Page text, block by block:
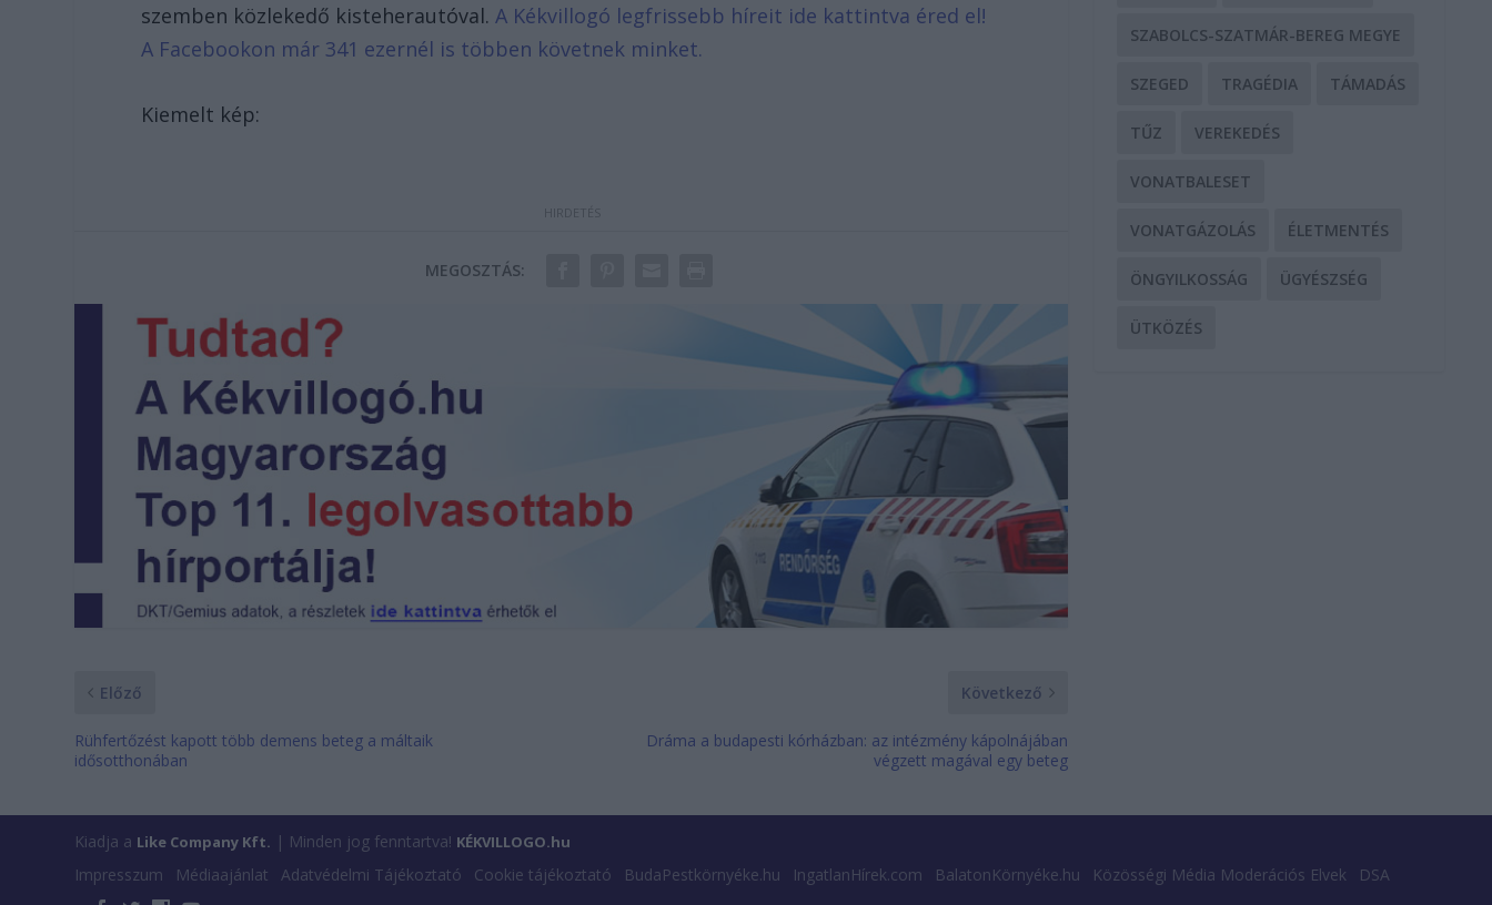
szemben közlekedő kisteherautóval. A Kékvillogó legfrissebb híreit ide kattintva éred el!
A Facebookon már 341 ezernél is többen követnek minket.
Kiemelt kép:
MEGOSZTÁS:
Előző
Rühfertőzést kapott több demens beteg a máltaik
idősotthonában
Következő
Dráma a budapesti kórházban: az intézmény kápolnájában
végzett magával egy beteg
SZABOLCS-SZATMÁR-BEREG MEGYE
SZEGED TRAGÉDIA TÁMADÁS
TŰZ VEREKEDÉS
VONATBALESET
VONATGÁZOLÁS ÉLETMENTÉS
ÖNGYILKOSSÁG ÜGYÉSZSÉG
ÜTKÖZÉS
Kiadja a Like Company Kft. | Minden jog fenntartva! KÉKVILLOGO.hu
Impresszum Médiaajánlat Adatvédelmi Tájékoztató Cookie tájékoztató BudaPestkörnyéke.hu IngatlanHírek.com BalatonKörnyéke.hu Közösségi Média Moderációs Elvek DSA